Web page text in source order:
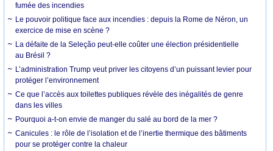
fumée des incendies
Le pouvoir politique face aux incendies : depuis la Rome de Néron, un
exercice de mise en scène ?
La défaite de la Seleção peut-elle coûter une élection présidentielle
au Brésil ?
L’administration Trump veut priver les citoyens d’un puissant levier pour
protéger l’environnement
Ce que l’accès aux toilettes publiques révèle des inégalités de genre
dans les villes
Pourquoi a-t-on envie de manger du salé au bord de la mer ?
Canicules : le rôle de l’isolation et de l’inertie thermique des bâtiments
pour se protéger contre la chaleur